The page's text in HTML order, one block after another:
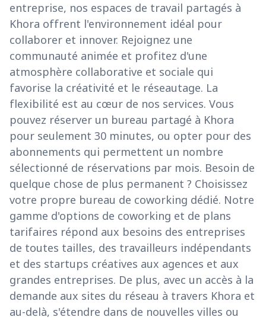
entreprise, nos espaces de travail partagés à
Khora offrent l'environnement idéal pour
collaborer et innover. Rejoignez une
communauté animée et profitez d'une
atmosphère collaborative et sociale qui
favorise la créativité et le réseautage. La
flexibilité est au cœur de nos services. Vous
pouvez réserver un bureau partagé à Khora
pour seulement 30 minutes, ou opter pour des
abonnements qui permettent un nombre
sélectionné de réservations par mois. Besoin de
quelque chose de plus permanent ? Choisissez
votre propre bureau de coworking dédié. Notre
gamme d'options de coworking et de plans
tarifaires répond aux besoins des entreprises
de toutes tailles, des travailleurs indépendants
et des startups créatives aux agences et aux
grandes entreprises. De plus, avec un accès à la
demande aux sites du réseau à travers Khora et
au-delà, s'étendre dans de nouvelles villes ou